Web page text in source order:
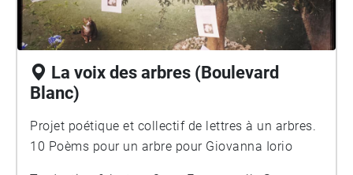
La voix des arbres (Boulevard
Blanc)
Projet poétique et collectif de lettres à un arbres.
10 Poèms pour un arbre pour Giovanna Iorio